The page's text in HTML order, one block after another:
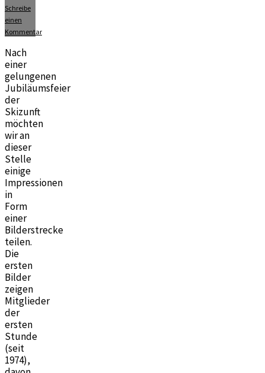
Schreibe
einen
Kommentar
Nach
einer
gelungenen
Jubiläumsfeier
der
Skizunft
möchten
wir an
dieser
Stelle
einige
Impressionen
in
Form
einer
Bilderstrecke
teilen.
Die
ersten
Bilder
zeigen
Mitglieder
der
ersten
Stunde
(seit
1974),